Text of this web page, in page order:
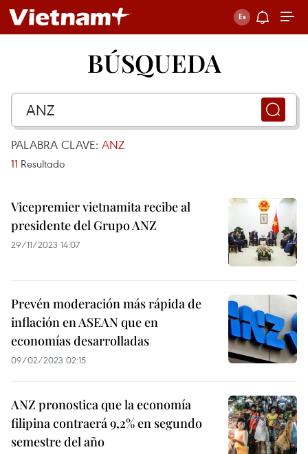
BÚSQUEDA
PALABRA CLAVE: ANZ
11 Resultado
Vicepremier vietnamita recibe al
presidente del Grupo ANZ
29/11/2023 14:07
Prevén moderación más rápida de
inflación en ASEAN que en
economías desarrolladas
09/02/2023 02:15
ANZ pronostica que la economía
filipina contraerá 9,2% en segundo
semestre del año